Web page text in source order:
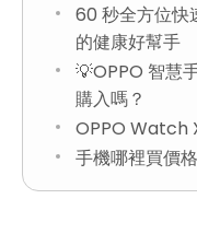
60 秒全方位
的健康好幫手
💡OPPO 智慧
購入嗎？
OPPO Watch
手機哪裡買價